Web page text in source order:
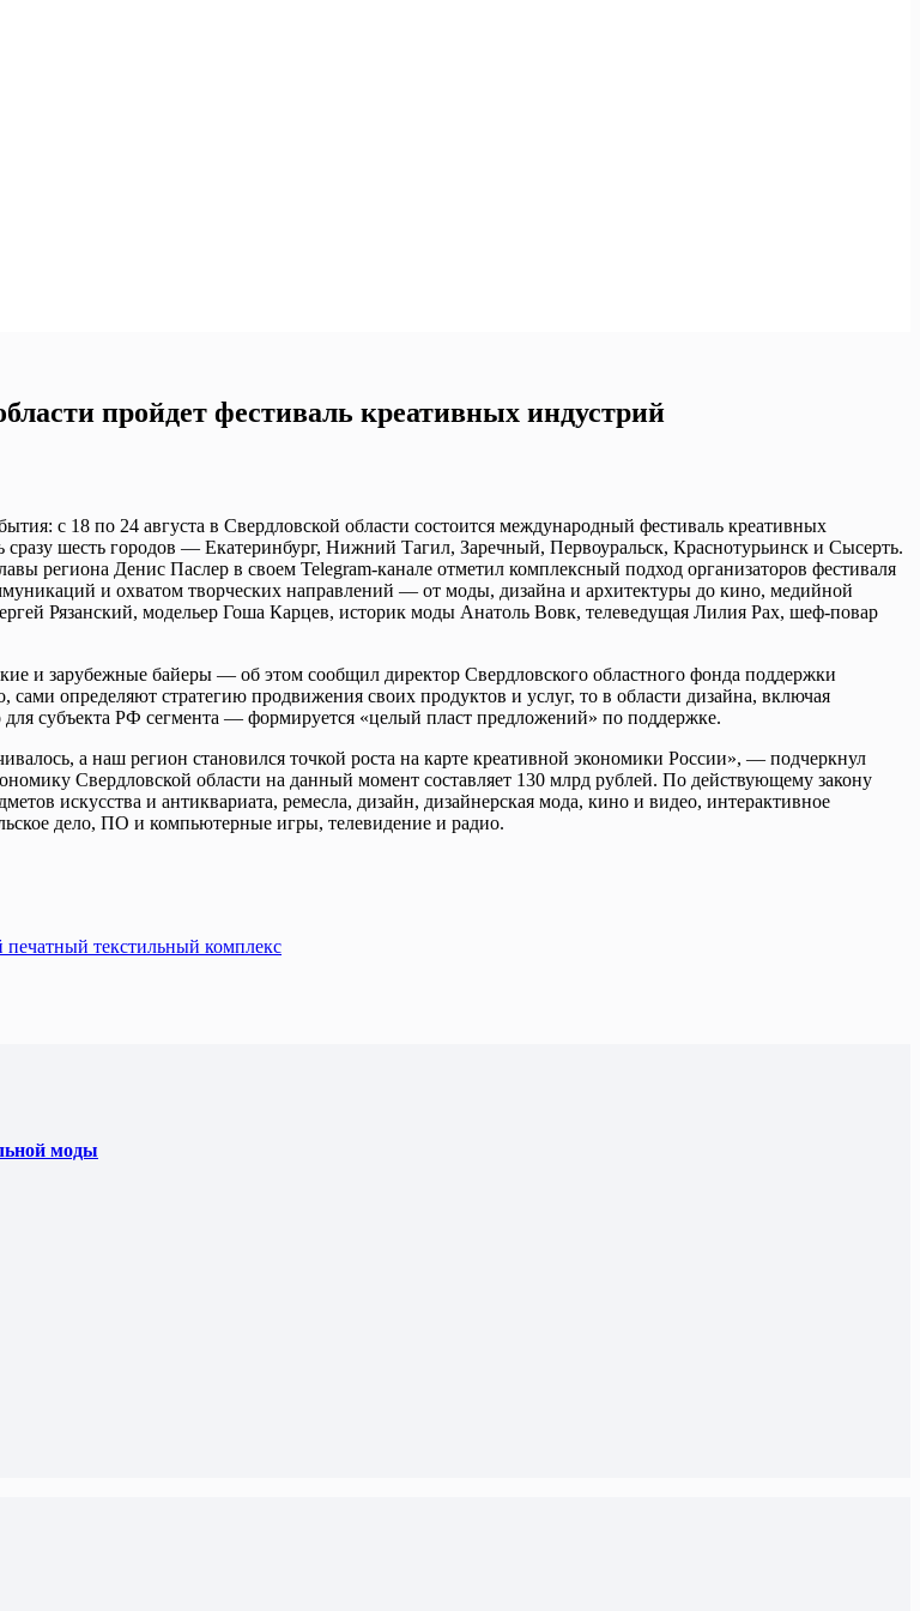
пройдет фестиваль креативных индустрий
с 18 по 24 августа в Свердловской области состоится международный фестиваль креативных
сразу шесть городов — Екатеринбург, Нижний Тагил, Заречный, Первоуральск, Краснотурьинск и Сысерть.
региона Денис Паслер в своем Telegram-канале отметил комплексный подход организаторов фестиваля
и охватом творческих направлений — от моды, дизайна и архитектуры до кино, медийной
Рязанский, модельер Гоша Карцев, историк моды Анатоль Вовк, телеведущая Лилия Рах, шеф-повар
и зарубежные байеры — об этом сообщил директор Свердловского областного фонда поддержки
определяют стратегию продвижения своих продуктов и услуг, то в области дизайна, включая
субъекта РФ сегмента — формируется «целый пласт предложений» по поддержке.
а наш регион становился точкой роста на карте креативной экономики России», — подчеркнул
Свердловской области на данный момент составляет 130 млрд рублей. По действующему закону
искусства и антиквариата, ремесла, дизайн, дизайнерская мода, кино и видео, интерактивное
дело, ПО и компьютерные игры, телевидение и радио.
текстильный комплекс
моды